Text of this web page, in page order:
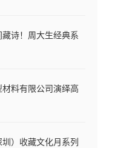
诗！周大生经典系
学新境
料有限公司演绎高
让人感觉到惊艳
）收藏文化月系列